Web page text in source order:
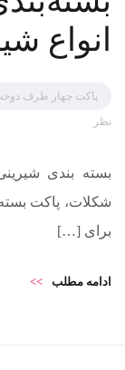
انواع
پاکت چهار طرف
نظر
بسته بندی
شکلات، پاکت
برای […]
ادامه مطلب >>